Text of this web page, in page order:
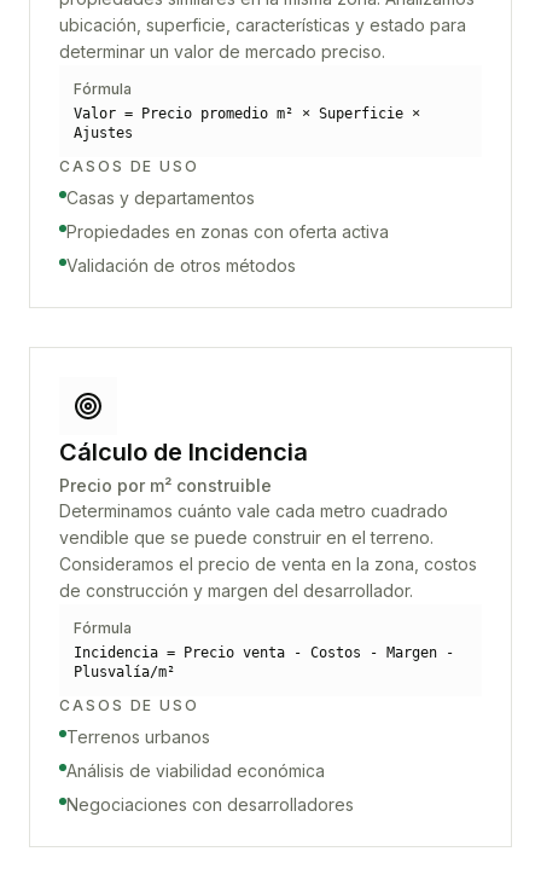
ubicación, superficie, características y estado para
determinar un valor de mercado preciso.
Fórmula
Valor = Precio promedio m² × Superficie ×
Ajustes
CASOS DE USO
Casas y departamentos
Propiedades en zonas con oferta activa
Validación de otros métodos
Cálculo de Incidencia
Precio por m² construible
Determinamos cuánto vale cada metro cuadrado
vendible que se puede construir en el terreno.
Consideramos el precio de venta en la zona, costos
de construcción y margen del desarrollador.
Fórmula
Incidencia = Precio venta - Costos - Margen -
Plusvalía/m²
CASOS DE USO
Terrenos urbanos
Análisis de viabilidad económica
Negociaciones con desarrolladores